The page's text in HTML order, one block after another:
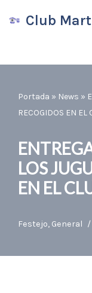
contenido
Club
Portada » News »
RECOGIDOS EN EL
LOS
EN EL
Festejo, General